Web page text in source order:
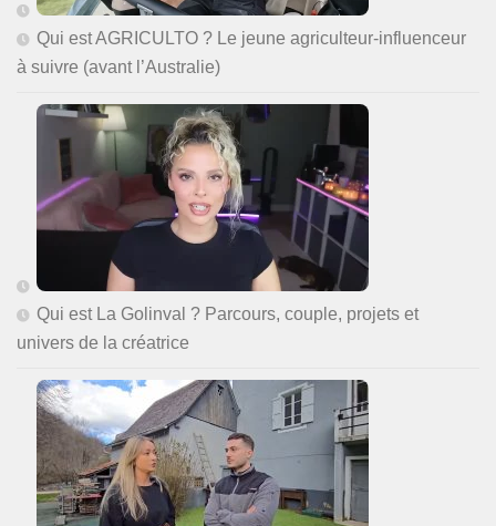
Qui est AGRICULTO ? Le jeune agriculteur-influenceur
à suivre (avant l’Australie)
Qui est La Golinval ? Parcours, couple, projets et
univers de la créatrice